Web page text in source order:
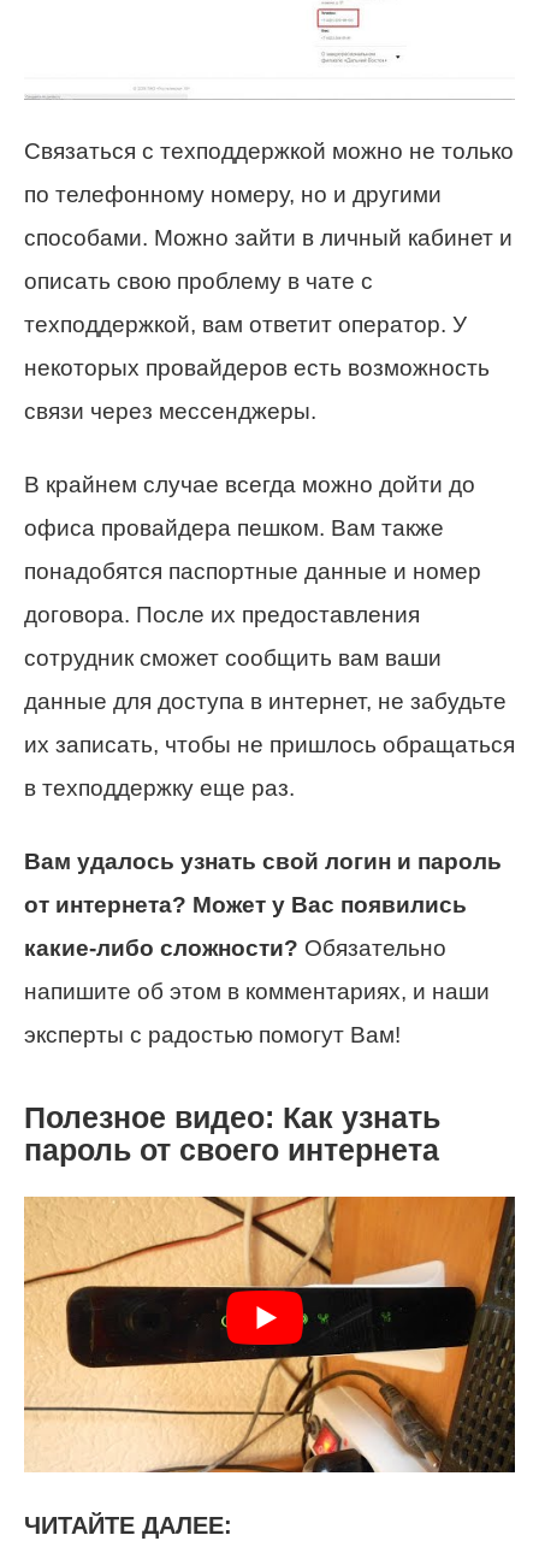
Связаться с техподдержкой можно не только
по телефонному номеру, но и другими
способами. Можно зайти в личный кабинет и
описать свою проблему в чате с
техподдержкой, вам ответит оператор. У
некоторых провайдеров есть возможность
связи через мессенджеры.
В крайнем случае всегда можно дойти до
офиса провайдера пешком. Вам также
понадобятся паспортные данные и номер
договора. После их предоставления
сотрудник сможет сообщить вам ваши
данные для доступа в интернет, не забудьте
их записать, чтобы не пришлось обращаться
в техподдержку еще раз.
Вам удалось узнать свой логин и пароль
от интернета? Может у Вас появились
какие-либо сложности? Обязательно
напишите об этом в комментариях, и наши
эксперты с радостью помогут Вам!
Полезное видео: Как узнать
пароль от своего интернета
ЧИТАЙТЕ ДАЛЕЕ: